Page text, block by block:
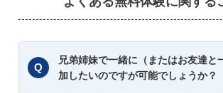
兄弟姉妹で一緒に（またはお友達と
加したいのですが可能でしょうか？